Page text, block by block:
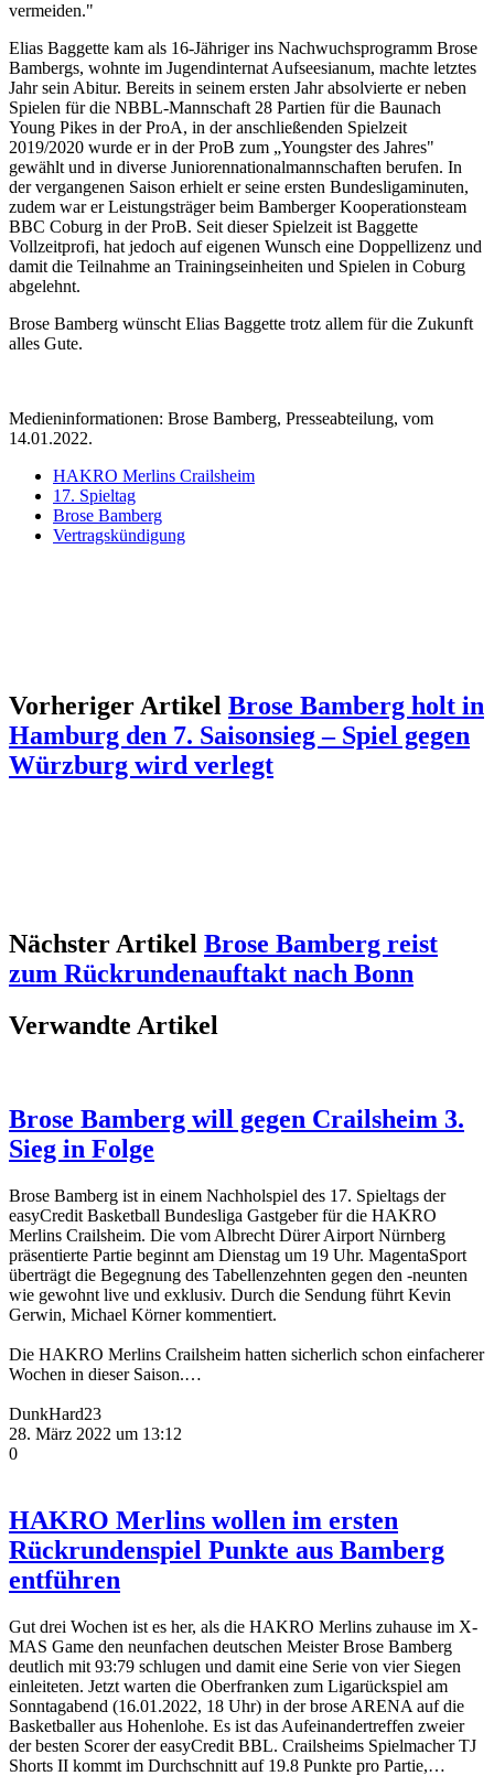
vermeiden."
Elias Baggette kam als 16-Jähriger ins Nachwuchsprogramm Brose
Bambergs, wohnte im Jugendinternat Aufseesianum, machte letztes
Jahr sein Abitur. Bereits in seinem ersten Jahr absolvierte er neben
Spielen für die NBBL-Mannschaft 28 Partien für die Baunach
Young Pikes in der ProA, in der anschließenden Spielzeit
2019/2020 wurde er in der ProB zum „Youngster des Jahres"
gewählt und in diverse Juniorennationalmannschaften berufen. In
der vergangenen Saison erhielt er seine ersten Bundesligaminuten,
zudem war er Leistungsträger beim Bamberger Kooperationsteam
BBC Coburg in der ProB. Seit dieser Spielzeit ist Baggette
Vollzeitprofi, hat jedoch auf eigenen Wunsch eine Doppellizenz und
damit die Teilnahme an Trainingseinheiten und Spielen in Coburg
abgelehnt.
Brose Bamberg wünscht Elias Baggette trotz allem für die Zukunft
alles Gute.
Medieninformationen: Brose Bamberg, Presseabteilung, vom
14.01.2022.
HAKRO Merlins Crailsheim
17. Spieltag
Brose Bamberg
Vertragskündigung
Vorheriger Artikel Brose Bamberg holt in
Hamburg den 7. Saisonsieg – Spiel gegen
Würzburg wird verlegt
Nächster Artikel Brose Bamberg reist
zum Rückrundenauftakt nach Bonn
Verwandte Artikel
Brose Bamberg will gegen Crailsheim 3.
Sieg in Folge
Brose Bamberg ist in einem Nachholspiel des 17. Spieltags der
easyCredit Basketball Bundesliga Gastgeber für die HAKRO
Merlins Crailsheim. Die vom Albrecht Dürer Airport Nürnberg
präsentierte Partie beginnt am Dienstag um 19 Uhr. MagentaSport
überträgt die Begegnung des Tabellenzehnten gegen den -neunten
wie gewohnt live und exklusiv. Durch die Sendung führt Kevin
Gerwin, Michael Körner kommentiert.
Die HAKRO Merlins Crailsheim hatten sicherlich schon einfacherer
Wochen in dieser Saison.…
DunkHard23
28. März 2022 um 13:12
0
HAKRO Merlins wollen im ersten
Rückrundenspiel Punkte aus Bamberg
entführen
Gut drei Wochen ist es her, als die HAKRO Merlins zuhause im X-
MAS Game den neunfachen deutschen Meister Brose Bamberg
deutlich mit 93:79 schlugen und damit eine Serie von vier Siegen
einleiteten. Jetzt warten die Oberfranken zum Ligarückspiel am
Sonntagabend (16.01.2022, 18 Uhr) in der brose ARENA auf die
Basketballer aus Hohenlohe. Es ist das Aufeinandertreffen zweier
der besten Scorer der easyCredit BBL. Crailsheims Spielmacher TJ
Shorts II kommt im Durchschnitt auf 19.8 Punkte pro Partie,…